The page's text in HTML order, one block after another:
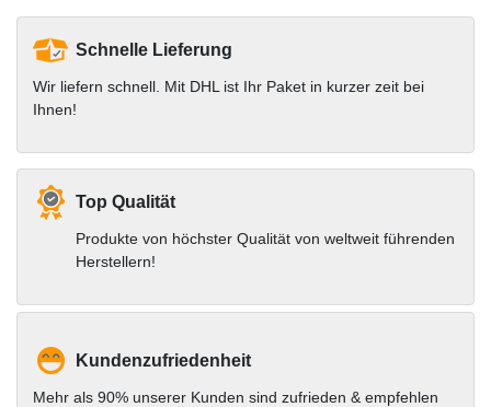
Schnelle Lieferung
Wir liefern schnell. Mit DHL ist Ihr Paket in kurzer zeit bei
Ihnen!
Top Qualität
Produkte von höchster Qualität von weltweit führenden
Herstellern!
Kundenzufriedenheit
Mehr als 90% unserer Kunden sind zufrieden & empfehlen